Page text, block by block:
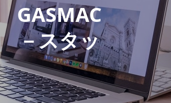
GASMAC
スタッフブログ－